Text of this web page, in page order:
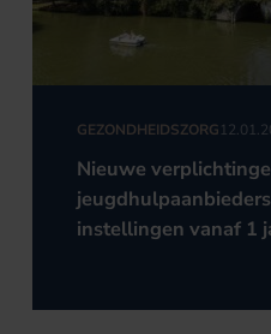
GEZONDHEIDSZORG
Nieuwe
instellingen vanaf 1